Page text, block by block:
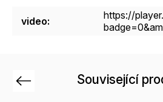
video:
https://
Související
Previous